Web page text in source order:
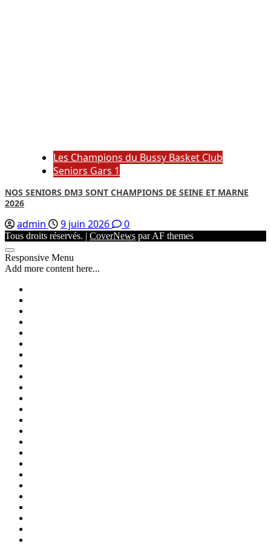
Les Champions du Bussy Basket Club
Seniors Gars 1
NOS SENIORS DM3 SONT CHAMPIONS DE SEINE ET MARNE
2026
admin 9 juin 2026 0
Tous droits réservés. | CoverNews par AF themes
Responsive Menu
Add more content here...